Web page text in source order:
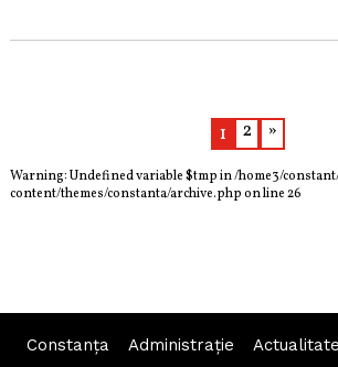
1 2 »
Warning: Undefined variable $tmp in/home3/
content/themes/constanta/archive.phpon line26
Constanța Administraţie Actualitate